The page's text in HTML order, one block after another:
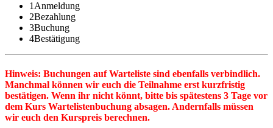
1 Anmeldung
2Bezahlung
3Buchung
4Bestätigung
Hinweis: Buchungen auf Warteliste sind ebenfalls verbindlich.
Manchmal können wir euch die Teilnahme erst kurzfristig
bestätigen. Wenn ihr nicht könnt, bitte bis spätestens 3 Tage vor
dem Kurs Wartelistenbuchung absagen. Andernfalls müssen
wir euch den Kurspreis berechnen.